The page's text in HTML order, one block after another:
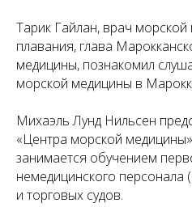
Тарик Гайлан, врач
плавания, глава
медицины, познакомил
морской медицины в
Михаэль Лунд Нильсен
«Центра морской
занимается обучением
немедицинского
и торговых судов.